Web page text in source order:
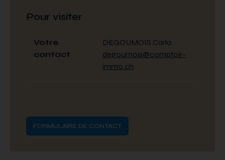
Pour visiter
Votre
contact
DEGOUMOIS Carla
degoumois@comptoir-
immo.ch
FORMULAIRE DE CONTACT